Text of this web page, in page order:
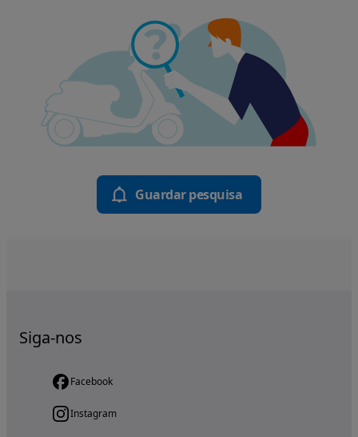
Guardar pesquisa
Siga-nos
Facebook
Instagram